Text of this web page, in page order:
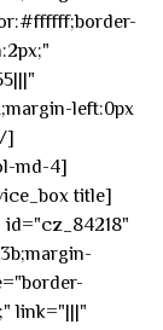
left:0px;"]
link="|||"